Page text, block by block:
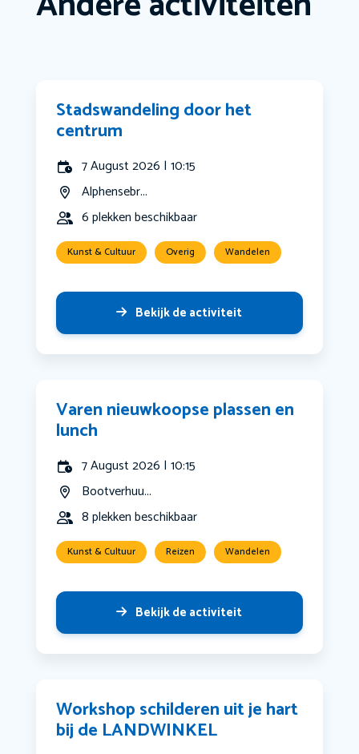
Stadswandeling door het
centrum
7 August 2026 | 10:15
Alphensebr...
6 plekken beschikbaar
Kunst & Cultuur Overig Wandelen
Bekijk de activiteit
Varen nieuwkoopse plassen en
lunch
7 August 2026 | 10:15
Bootverhuu...
8 plekken beschikbaar
Kunst & Cultuur Reizen Wandelen
Bekijk de activiteit
Workshop schilderen uit je hart
bij de LANDWINKEL